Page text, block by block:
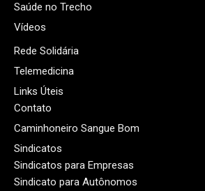
Saúde no Trecho
Vídeos
Rede Solidária
Telemedicina
Links Úteis
Contato
Caminhoneiro Sangue Bom
Sindicatos
Sindicatos para Empresas
Sindicato para Autônomos